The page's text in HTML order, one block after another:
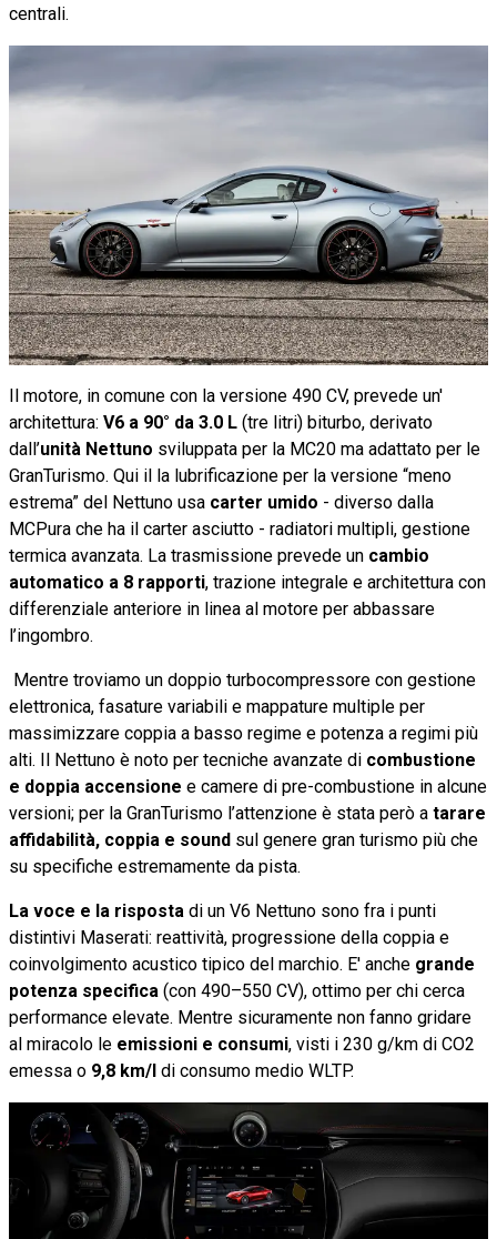
centrali.
Il motore, in comune con la versione 490 CV, prevede un'
architettura: V6 a 90° da 3.0 L (tre litri) biturbo, derivato
dall’unità Nettuno sviluppata per la MC20 ma adattato per le
GranTurismo. Qui il la lubrificazione per la versione “meno
estrema” del Nettuno usa carter umido - diverso dalla
MCPura che ha il carter asciutto - radiatori multipli, gestione
termica avanzata. La trasmissione prevede un cambio
automatico a 8 rapporti, trazione integrale e architettura con
differenziale anteriore in linea al motore per abbassare
l’ingombro.
Mentre troviamo un doppio turbocompressore con gestione
elettronica, fasature variabili e mappature multiple per
massimizzare coppia a basso regime e potenza a regimi più
alti. Il Nettuno è noto per tecniche avanzate di combustione
e doppia accensione e camere di pre-combustione in alcune
versioni; per la GranTurismo l’attenzione è stata però a tarare
affidabilità, coppia e sound sul genere gran turismo più che
su specifiche estremamente da pista.
La voce e la risposta di un V6 Nettuno sono fra i punti
distintivi Maserati: reattività, progressione della coppia e
coinvolgimento acustico tipico del marchio. E' anche grande
potenza specifica (con 490–550 CV), ottimo per chi cerca
performance elevate. Mentre sicuramente non fanno gridare
al miracolo le emissioni e consumi, visti i 230 g/km di CO2
emessa o 9,8 km/l di consumo medio WLTP.